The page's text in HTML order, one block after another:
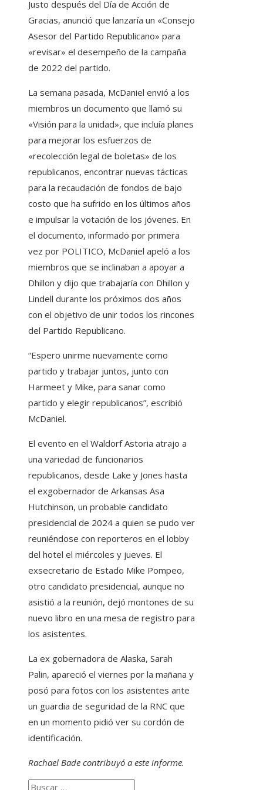
Justo después del Día de Acción de
Gracias, anunció que lanzaría un «Consejo
Asesor del Partido Republicano» para
«revisar» el desempeño de la campaña
de 2022 del partido.
La semana pasada, McDaniel envió a los
miembros un documento que llamó su
«Visión para la unidad», que incluía planes
para mejorar los esfuerzos de
«recolección legal de boletas» de los
republicanos, encontrar nuevas tácticas
para la recaudación de fondos de bajo
costo que ha sufrido en los últimos años
e impulsar la votación de los jóvenes. En
el documento, informado por primera
vez por POLITICO, McDaniel apeló a los
miembros que se inclinaban a apoyar a
Dhillon y dijo que trabajaría con Dhillon y
Lindell durante los próximos dos años
con el objetivo de unir todos los rincones
del Partido Republicano.
“Espero unirme nuevamente como
partido y trabajar juntos, junto con
Harmeet y Mike, para sanar como
partido y elegir republicanos”, escribió
McDaniel.
El evento en el Waldorf Astoria atrajo a
una variedad de funcionarios
republicanos, desde Lake y Jones hasta
el exgobernador de Arkansas Asa
Hutchinson, un probable candidato
presidencial de 2024 a quien se pudo ver
reuniéndose con reporteros en el lobby
del hotel el miércoles y jueves. El
exsecretario de Estado Mike Pompeo,
otro candidato presidencial, aunque no
asistió a la reunión, dejó montones de su
nuevo libro en una mesa de registro para
los asistentes.
La ex gobernadora de Alaska, Sarah
Palin, apareció el viernes por la mañana y
posó para fotos con los asistentes ante
un guardia de seguridad de la RNC que
en un momento pidió ver su cordón de
identificación.
Rachael Bade contribuyó a este informe.
Buscar: